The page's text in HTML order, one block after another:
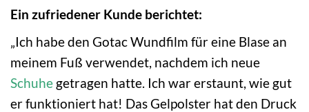
Ein zufriedener Kunde berichtet:
„Ich habe den Gotac Wundfilm für eine Blase an
meinem Fuß verwendet, nachdem ich neue
Schuhe getragen hatte. Ich war erstaunt, wie gut
er funktioniert hat! Das Gelpolster hat den Druck